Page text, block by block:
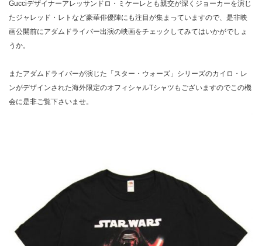
Gucciデザイナーアレッサンドロ・ミケーレとも親交が深くジョーカーを演じ
たジャレッド・レトなど豪華俳優陣にも注目が集まっていますので、是非映
画公開前にアダムドライバー出演の映画をチェックしてみてはいかがでしょ
うか。
またアダムドライバーが演じた「スター・ウォーズ」シリーズのカイロ・レ
ンがデザインされた海外限定のオフィシャルTシャツもございますのでこの機
会に是非ご覧下さいませ。